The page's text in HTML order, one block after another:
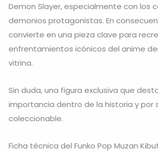
Demon Slayer, especialmente con los
demonios protagonistas. En
convierte en una pieza clave para
enfrentamientos icónicos del anime
vitrina.
Sin duda, una figura exclusiva que
importancia dentro de la historia y por
coleccionable.
Ficha técnica del Funko Pop Muzan